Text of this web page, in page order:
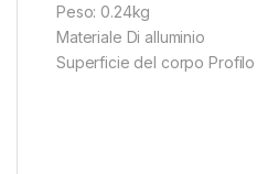
Peso: 0.24kg
Materiale Di alluminio
Superficie del corpo